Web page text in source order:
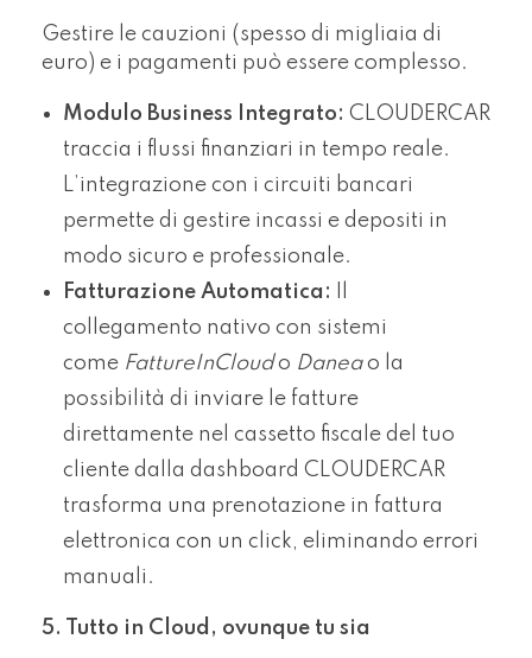
Gestire le cauzioni (spesso di migliaia di
euro) e i pagamenti può essere complesso.
Modulo Business Integrato: CLOUDERCAR
traccia i flussi finanziari in tempo reale.
L’integrazione con i circuiti bancari
permette di gestire incassi e depositi in
modo sicuro e professionale.
Fatturazione Automatica:
collegamento nativo con sistemi
come FattureInCloudo Daneao la
possibilità di inviare le fatture
direttamente nel cassetto fiscale del tuo
cliente dalla dashboard CLOUDERCAR
trasforma una prenotazione in fattura
elettronica con un click, eliminando errori
manuali.
5. Tutto in Cloud, ovunque tu sia